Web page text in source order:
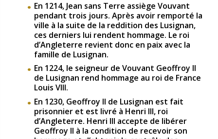
En 1214, Jean sans Terre assiège Vouvant
pendant trois jours. Après avoir remporté la
ville à la suite de la reddition des Lusignan,
ces derniers lui rendent hommage. Le roi
d’Angleterre revient donc en paix avec la
famille de Lusignan.
En 1224, le seigneur de Vouvant Geoffroy II
de Lusignan rend hommage au roi de France
Louis VIII.
En 1230, Geoffroy II de Lusignan est fait
prisonnier et est livré à Henri III, roi
d’Angleterre. Henri III accepte de libérer
Geoffroy II à la condition de recevoir son